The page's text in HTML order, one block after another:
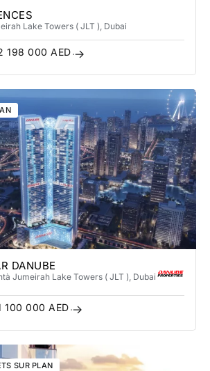
Lake Towers​ ( JLT ) , Dubai
198 000 AED
DANUBE
à Jumeirah Lake Towers​ ( JLT ) , Dubai
100 000 AED
SUR PLAN